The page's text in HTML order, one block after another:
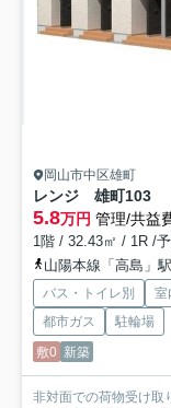
岡山市中区雄町
レンジ 雄町103
5.8万円 管理/共益
1階 / 32.43㎡ / 1R /
山陽本線「高島」
バス・トイレ別 室
都市ガス
駐輪場
敷0 新築
非対面での荷物受け取